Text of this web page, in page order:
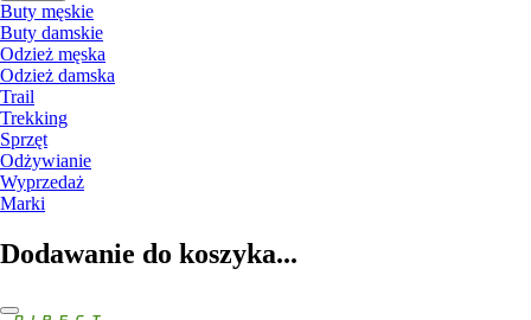
Buty męskie
Buty damskie
Odzież męska
Odzież damska
Trail
Trekking
Sprzęt
Odżywianie
Wyprzedaż
Marki
Dodawanie do koszyka...